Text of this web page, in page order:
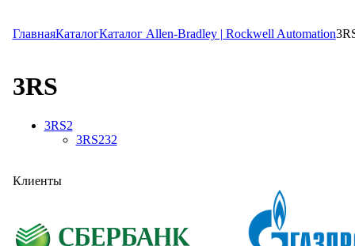
ГлавнаяКаталогКаталог Allen-Bradley | Rockwell Automation
3RS
3RS2
3RS232
Клиенты